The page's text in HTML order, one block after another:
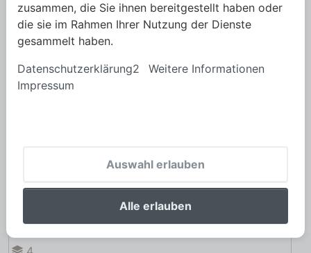
zusammen, die Sie ihnen bereitgestellt haben oder
die sie im Rahmen Ihrer Nutzung der Dienste
gesammelt haben.
Datenschutzerklärung2
Weitere Informationen
Impressum
Auswahl erlauben
Alle erlauben